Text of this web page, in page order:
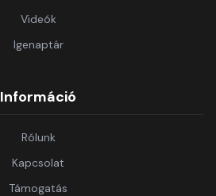
Videók
Igenaptár
Információ
Rólunk
Kapcsolat
Támogatás